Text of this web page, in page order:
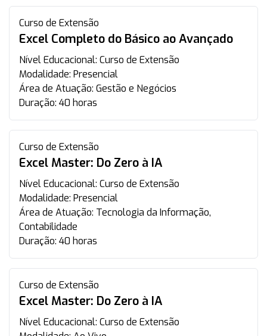
Curso de Extensão
Excel Completo do Básico ao Avançado
Nível Educacional: Curso de Extensão
Modalidade: Presencial
Área de Atuação: Gestão e Negócios
Duração: 40 horas
Curso de Extensão
Excel Master: Do Zero à IA
Nível Educacional: Curso de Extensão
Modalidade: Presencial
Área de Atuação: Tecnologia da Informação,
Contabilidade
Duração: 40 horas
Curso de Extensão
Excel Master: Do Zero à IA
Nível Educacional: Curso de Extensão